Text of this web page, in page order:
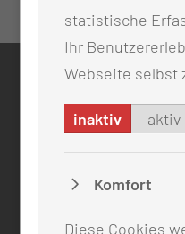
statistische
Ihr
Webseite selbst
inaktiv aktiv
Komfort
Diese Cookies